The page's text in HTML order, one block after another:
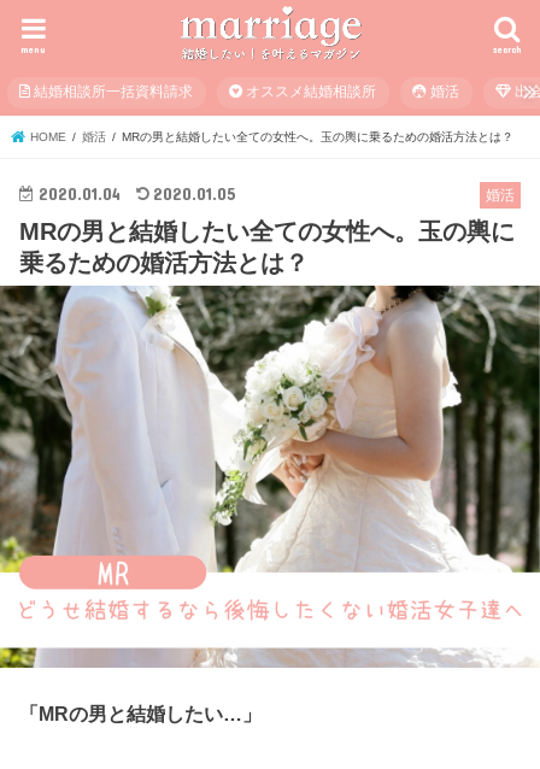
search
menu
結婚相談所一括資料請求 オススメ結婚相談所 婚活 出
HOME 婚活 MRの男と結婚したい全ての女性へ。玉の輿に乗るための婚活方法とは？
婚活
2020.01.04 2020.01.05
MRの男と結婚したい全ての女性へ。玉の輿に
乗るための婚活方法とは？
「MRの男と結婚したい…」